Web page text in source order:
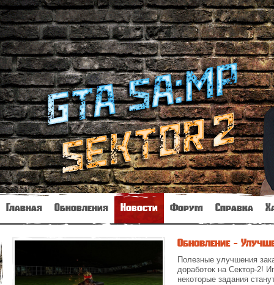
Главная Обновления Новости Форум Справка
Обновление -
Полезные улучшения
доработок на Сектор-2!
некоторые задания